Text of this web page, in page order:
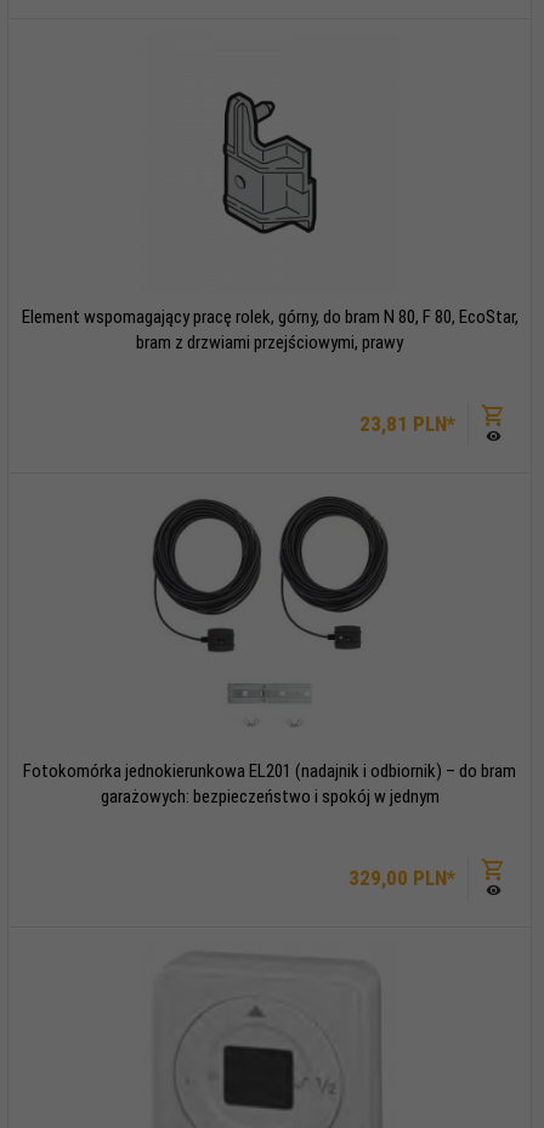
23,81 PLN*
Element wspomagający pracę rolek, górny, do bram N 80, F 80, EcoStar,
bram z drzwiami przejściowymi, prawy
329,00 PLN*
Fotokomórka jednokierunkowa EL201 (nadajnik i odbiornik) – do bram
garażowych: bezpieczeństwo i spokój w jednym